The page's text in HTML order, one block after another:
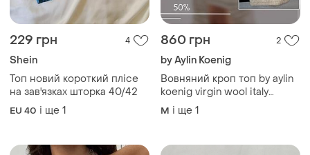
Топ новий короткий плісе
на зав'язках шторка 40/42
EU 40 і ще
Вовняний кроп топ by aylin
koenig virgin wool italy
шерсть вовна плечики
M і ще 1